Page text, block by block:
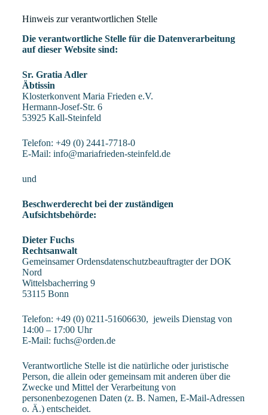
Hinweis zur verantwortlichen Stelle
Die verantwortliche Stelle für die Datenverarbeitung
auf dieser Website sind:
Sr. Gratia Adler
Äbtissin
Klosterkonvent Maria Frieden e.V.
Hermann-Josef-Str. 6
53925 Kall-Steinfeld
Telefon: +49 (0) 2441-7718-0
E-Mail: info@mariafrieden-steinfeld.de
und
Beschwerderecht bei der zuständigen
Aufsichtsbehörde:
Dieter Fuchs
Rechtsanwalt
Gemeinsamer Ordensdatenschutzbeauftragter der DOK
Nord
Wittelsbacherring 9
53115 Bonn
Telefon: +49 (0) 0211-51606630, jeweils Dienstag von
14:00 – 17:00 Uhr
E-Mail: fuchs@orden.de
Verantwortliche Stelle ist die natürliche oder juristische
Person, die allein oder gemeinsam mit anderen über die
Zwecke und Mittel der Verarbeitung von
personenbezogenen Daten (z. B. Namen, E-Mail-Adressen
o. Ä.) entscheidet.